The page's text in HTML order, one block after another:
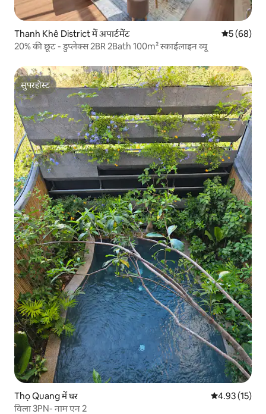
Thanh Khê District में अपार्टमेंट औसत रेटिंग
5 (68)
20% की छूट - डुप्लेक्स 2BR 2Bath 100m² स्काईलाइन व्यू
सुपरहोस्ट
सुपरहोस्ट
Thọ Quang में घर औसत रेटिंग 5 में
4.93 (15)
विला 3PN- नाम एन 2